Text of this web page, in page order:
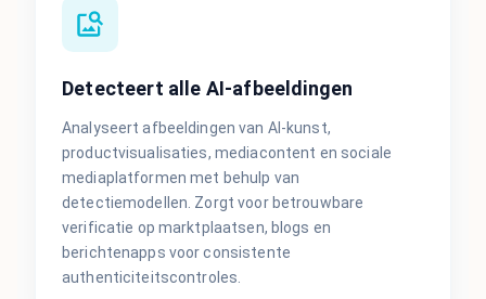
Detecteert alle AI-afbeeldingen
Analyseert afbeeldingen van AI-kunst,
productvisualisaties, mediacontent en sociale
mediaplatformen met behulp van
detectiemodellen. Zorgt voor betrouwbare
verificatie op marktplaatsen, blogs en
berichtenapps voor consistente
authenticiteitscontroles.